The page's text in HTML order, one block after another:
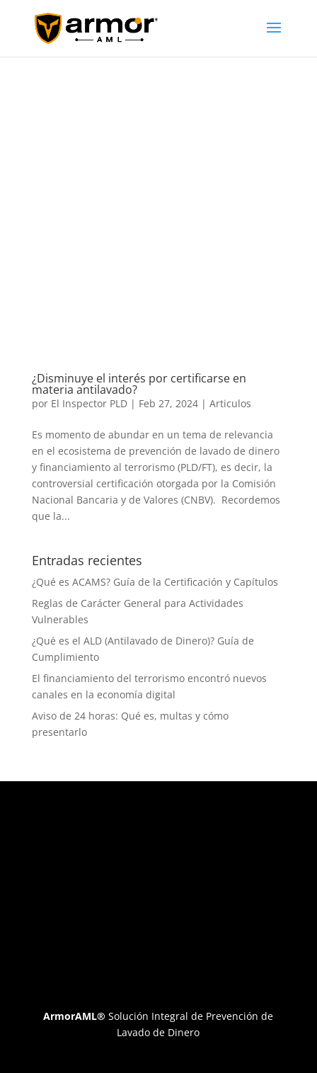
¿Disminuye el interés por certificarse en
materia antilavado?
por El Inspector PLD| Feb 27, 2024| Articulos
Es momento de abundar en un tema de relevancia
en el ecosistema de prevención de lavado de dinero
y financiamiento al terrorismo (PLD/FT), es decir, la
controversial certificación otorgada por la Comisión
Nacional Bancaria y de Valores (CNBV). Recordemos
que la...
Entradas recientes
¿Qué es ACAMS? Guía de la Certificación y Capítulos
Reglas de Carácter General para Actividades
Vulnerables
¿Qué es el ALD (Antilavado de Dinero)? Guía de
Cumplimiento
El financiamiento del terrorismo encontró nuevos
canales en la economía digital
Aviso de 24 horas: Qué es, multas y cómo
presentarlo
ArmorAML® Solución Integral de Prevención de
Lavado de Dinero